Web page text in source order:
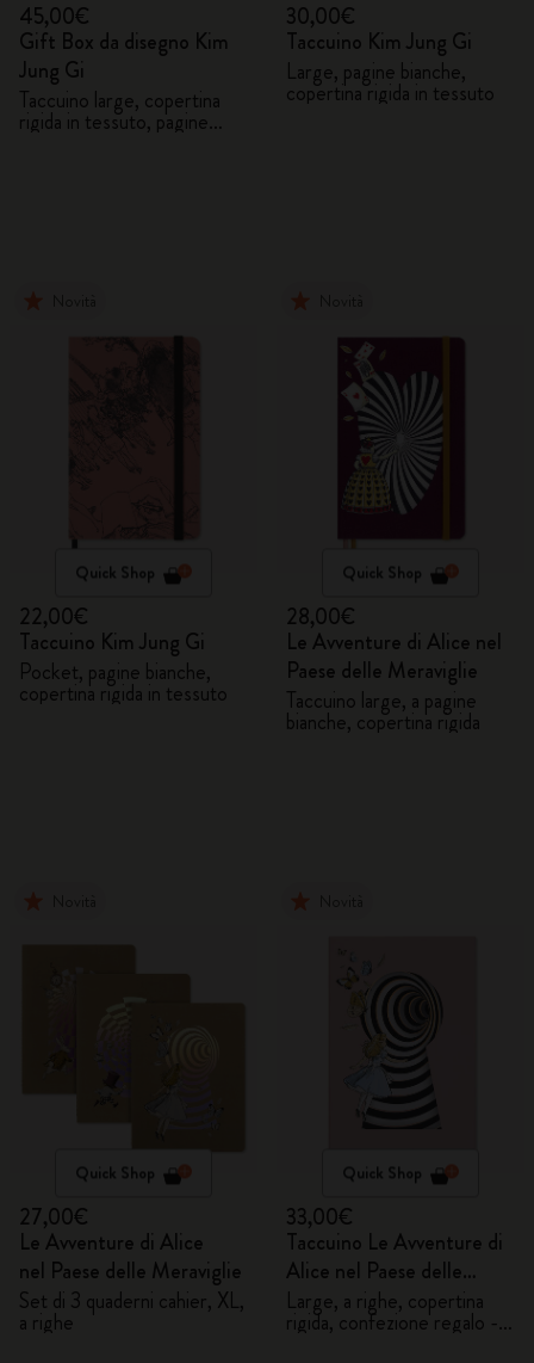
45,00€
Gift Box da disegno Kim
Jung Gi
Taccuino large, copertina
rigida in tessuto, pagine
bianche, 5 matite grafite
30,00€
Taccuino Kim Jung Gi
Large, pagine bianche,
copertina rigida in tessuto
Quick Shop
22,00€
Taccuino Kim Jung Gi
Pocket, pagine bianche,
copertina rigida in tessuto
Quick Shop
28,00€
Le Avventure di Alice nel
Paese delle Meraviglie
Taccuino large, a pagine
bianche, copertina rigida
Quick Shop
27,00€
Le Avventure di Alice
nel Paese delle Meraviglie
Set di 3 quaderni cahier, XL,
a righe
Quick Shop
33,00€
Taccuino Le Avventure di
Alice nel Paese delle
Meraviglie
Large, a righe, copertina
rigida, confezione regalo -
Alice